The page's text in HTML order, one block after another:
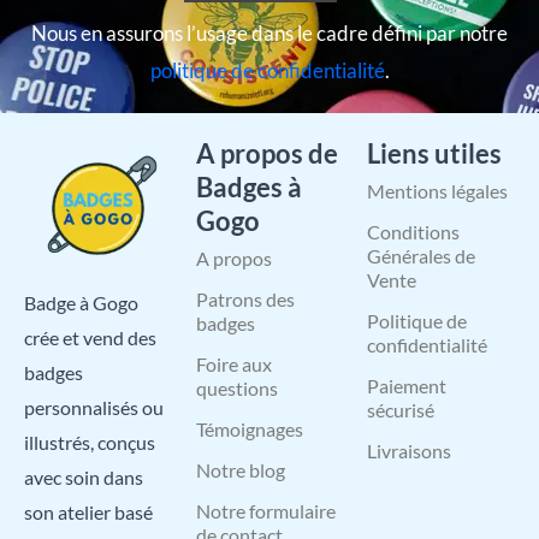
Nous en assurons l’usage dans le cadre défini par notre
politique de confidentialité.
Badge à Gogo
crée et vend des
badges
personnalisés ou
illustrés, conçus
avec soin dans
son atelier basé
A propos de
Badges à
Gogo
A propos
Patrons des
badges
Foire aux
questions
Témoignages
Notre blog
Notre formulaire
Liens utiles
Mentions légales
Conditions
Générales de
Vente
Politique de
confidentialité
Paiement
sécurisé
Livraisons